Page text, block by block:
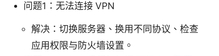
问题1：无法连接 VPN
解决：切换服务器、换用不同协议、检查
应用权限与防火墙设置。